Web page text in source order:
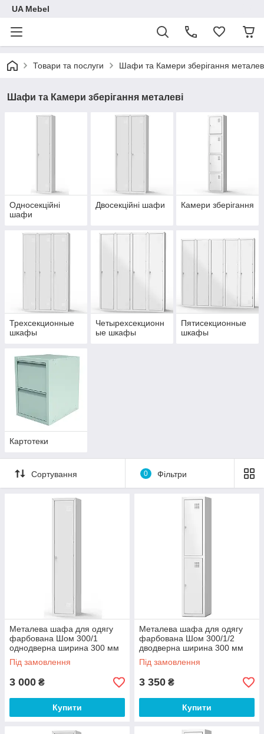
UA Mebel
Товари та послуги Шафи та Камери зберігання
Шафи та Камери зберігання металеві
Односекційні
шафи
Двосекційні шафи Камери зберігання
Трехсекционные
шкафы
Четырехсекционн
ые шкафы
Пятисекционные
шкафы
Картотеки
Сортування 0 Фільтри
Металева шафа для одягу
фарбована Шом 300/1
однодверна ширина 300 мм
(Emby-ТМ)
Під замовлення
3 000 ₴
Купити
Металева шафа для одягу
фарбована Шом 300/1/2
дводверна ширина 300 мм
(Emby-ТМ)
Під замовлення
3 350 ₴
Купити